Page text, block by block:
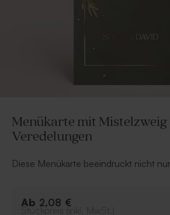
Menükarte mit Mistelzweig
Veredelungen
Diese Menükarte beeindruckt nicht
Hochzeitsdatum. Die Menükarte
Ab 2,08 €